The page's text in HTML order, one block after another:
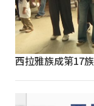
西拉雅族成第17